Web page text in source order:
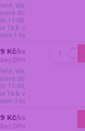
vše
do
11:00,
18.8. v
1 ks
Kč/ks
bez DPH
vše
do
11:00,
18.8. v
3 ks
Kč/ks
bez DPH